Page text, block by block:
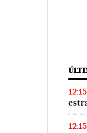
12:15
12:15